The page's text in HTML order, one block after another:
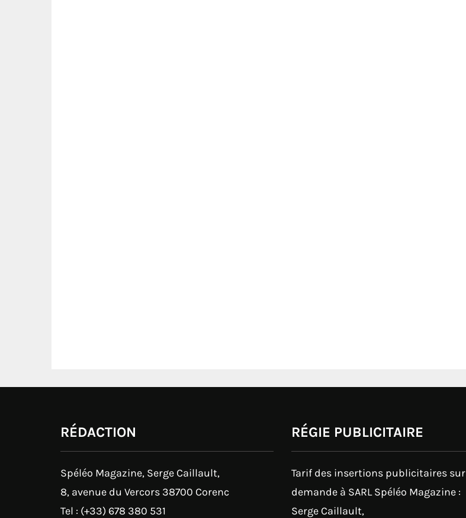
RÉDACTION
Spéléo Magazine, Serge Caillault,
8, avenue du Vercors 38700 Corenc
Tel : (+33) 678 380 531
RÉGIE PUBLICITAIRE
Tarif des insertions publicitaires sur
demande à SARL Spéléo Magazine :
Serge Caillault,